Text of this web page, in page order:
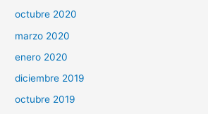
octubre 2020
marzo 2020
enero 2020
diciembre 2019
octubre 2019